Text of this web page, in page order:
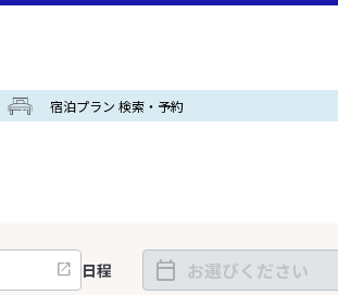
宿泊プラン 検索・予約
日程